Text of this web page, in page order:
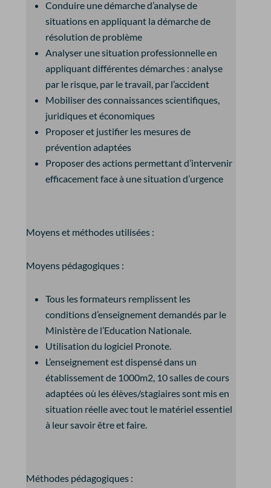
Conduire une démarche d’analyse de
situations en appliquant la démarche de
résolution de problème
Analyser une situation professionnelle en
appliquant différentes démarches : analyse
par le risque, par le travail, par l’accident
Mobiliser des connaissances scientifiques,
juridiques et économiques
Proposer et justifier les mesures de
prévention adaptées
Proposer des actions permettant d’intervenir
efficacement face à une situation d’urgence
Moyens et méthodes utilisées :
Moyens pédagogiques :
Tous les formateurs remplissent les
conditions d’enseignement demandés par le
Ministère de l’Education Nationale.
Utilisation du logiciel Pronote.
L’enseignement est dispensé dans un
établissement de 1000m2, 10 salles de cours
adaptées où les élèves/stagiaires sont mis en
situation réelle avec tout le matériel essentiel
à leur savoir être et faire.
Méthodes pédagogiques :